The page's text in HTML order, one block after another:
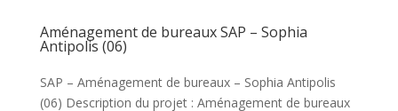
Aménagement de bureaux SAP – Sophia
Antipolis (06)
SAP – Aménagement de bureaux – Sophia Antipolis
(06) Description du projet : Aménagement de bureaux